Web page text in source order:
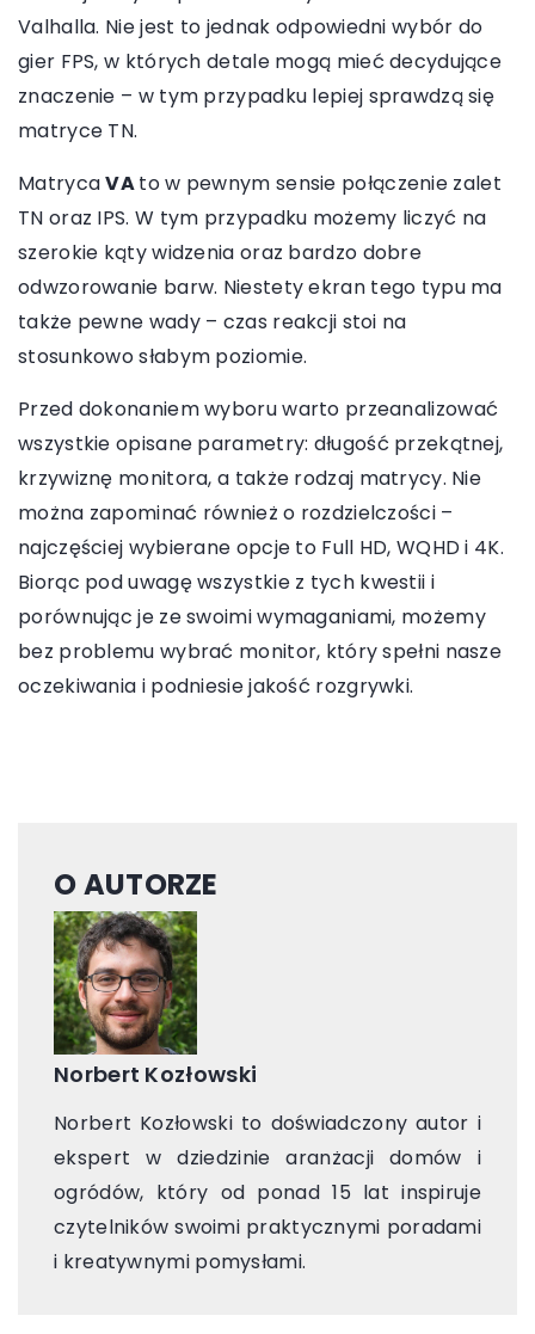
Valhalla. Nie jest to jednak odpowiedni wybór do
gier FPS, w których detale mogą mieć decydujące
znaczenie – w tym przypadku lepiej sprawdzą się
matryce TN.
MatrycaVAto w pewnym sensie połączenie zalet
TN oraz IPS. W tym przypadku możemy liczyć na
szerokie kąty widzenia oraz bardzo dobre
odwzorowanie barw. Niestety ekran tego typu ma
także pewne wady – czas reakcji stoi na
stosunkowo słabym poziomie.
Przed dokonaniem wyboru warto przeanalizować
wszystkie opisane parametry: długość przekątnej,
krzywiznę monitora, a także rodzaj matrycy. Nie
można zapominać również o rozdzielczości –
najczęściej wybierane opcje to Full HD, WQHD i 4K.
Biorąc pod uwagę wszystkie z tych kwestii i
porównując je ze swoimi wymaganiami, możemy
bez problemu wybrać monitor, który spełni nasze
oczekiwania i podniesie jakość rozgrywki.
O AUTORZE
Norbert Kozłowski
Norbert Kozłowski to doświadczony autor i
ekspert w dziedzinie aranżacji domów i
ogródów, który od ponad 15 lat inspiruje
czytelników swoimi praktycznymi poradami
i kreatywnymi pomysłami.